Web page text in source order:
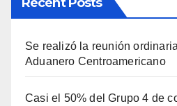
Se realizó la reunión
Aduanero Centroamericano
Casi el 50% del Grupo 4 de